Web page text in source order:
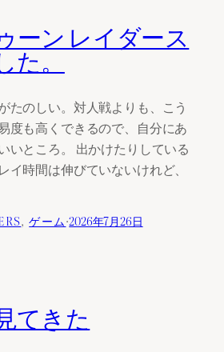
ーン レイダース
た。
たのしい。対人戦よりも、こう
度も高くできるので、自分にあ
いところ。 出かけたりしている
イ時間は伸びていないけれど、
, ゲーム·2026年7月26日
てきた